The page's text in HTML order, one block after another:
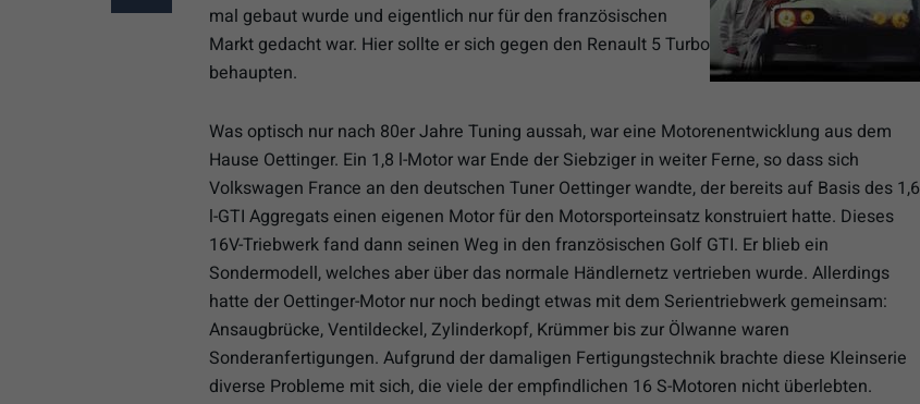
mal gebaut wurde und eigentlich nur für den französischen
Markt gedacht war. Hier sollte er sich gegen den Renault 5 Turbo
behaupten.
Was optisch nur nach 80er Jahre Tuning aussah, war eine Motorenentwicklung aus dem
Hause Oettinger. Ein 1,8 l-Motor war Ende der Siebziger in weiter Ferne, so dass sich
Volkswagen France an den deutschen Tuner Oettinger wandte, der bereits auf Basis des 1,6
l-GTI Aggregats einen eigenen Motor für den Motorsporteinsatz konstruiert hatte. Dieses
16V-Triebwerk fand dann seinen Weg in den französischen Golf GTI. Er blieb ein
Sondermodell, welches aber über das normale Händlernetz vertrieben wurde. Allerdings
hatte der Oettinger-Motor nur noch bedingt etwas mit dem Serientriebwerk gemeinsam:
Ansaugbrücke, Ventildeckel, Zylinderkopf, Krümmer bis zur Ölwanne waren
Sonderanfertigungen. Aufgrund der damaligen Fertigungstechnik brachte diese Kleinserie
diverse Probleme mit sich, die viele der empfindlichen 16 S-Motoren nicht überlebten.